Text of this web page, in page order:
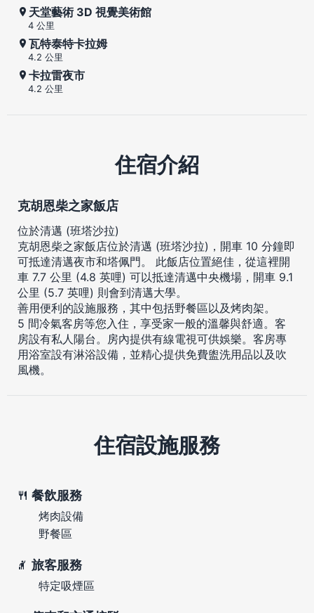
天堂藝術 3D 視覺美術館
4 公里
瓦特泰特卡拉姆
4.2 公里
卡拉雷夜市
4.2 公里
住宿介紹
克胡恩柴之家飯店
位於清邁 (班塔沙拉)
克胡恩柴之家飯店位於清邁 (班塔沙拉)，開車 10 分鐘即
可抵達清邁夜市和塔佩門。 此飯店位置絕佳，從這裡開
車 7.7 公里 (4.8 英哩) 可以抵達清邁中央機場，開車 9.1
公里 (5.7 英哩) 則會到清邁大學。
善用便利的設施服務，其中包括野餐區以及烤肉架。
5 間冷氣客房等您入住，享受家一般的溫馨與舒適。客
房設有私人陽台。房內提供有線電視可供娛樂。客房專
用浴室設有淋浴設備，並精心提供免費盥洗用品以及吹
風機。
住宿設施服務
餐飲服務
烤肉設備
野餐區
旅客服務
特定吸煙區